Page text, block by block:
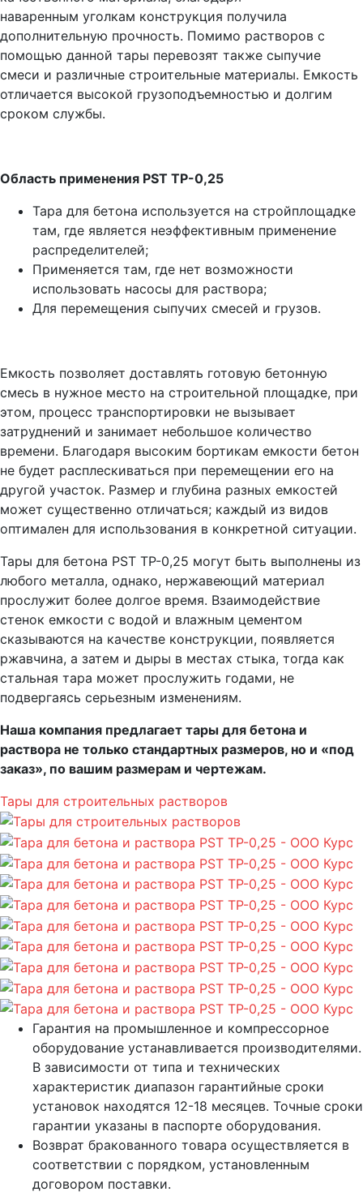
наваренным уголкам конструкция получила
дополнительную прочность. Помимо растворов с
помощью данной тары перевозят также сыпучие
смеси и различные строительные материалы. Емкость
отличается высокой грузоподъемностью и долгим
сроком службы.
Область применения PST ТР-0,25
Тара для бетона используется на стройплощадке
там, где является неэффективным применение
распределителей;
Применяется там, где нет возможности
использовать насосы для раствора;
Для перемещения сыпучих смесей и грузов.
Емкость позволяет доставлять готовую бетонную
смесь в нужное место на строительной площадке, при
этом, процесс транспортировки не вызывает
затруднений и занимает небольшое количество
времени. Благодаря высоким бортикам емкости бетон
не будет расплескиваться при перемещении его на
другой участок. Размер и глубина разных емкостей
может существенно отличаться; каждый из видов
оптимален для использования в конкретной ситуации.
Тары для бетона PST ТР-0,25 могут быть выполнены из
любого металла, однако, нержавеющий материал
прослужит более долгое время. Взаимодействие
стенок емкости с водой и влажным цементом
сказываются на качестве конструкции, появляется
ржавчина, а затем и дыры в местах стыка, тогда как
стальная тара может прослужить годами, не
подвергаясь серьезным изменениям.
Наша компания предлагает тары для бетона и
раствора не только стандартных размеров, но и «под
заказ», по вашим размерам и чертежам.
Тары для строительных растворов
Гарантия на промышленное и компрессорное
оборудование устанавливается производителями.
В зависимости от типа и технических
характеристик диапазон гарантийные сроки
установок находятся 12-18 месяцев. Точные сроки
гарантии указаны в паспорте оборудования.
Возврат бракованного товара осуществляется в
соответствии с порядком, установленным
договором поставки.